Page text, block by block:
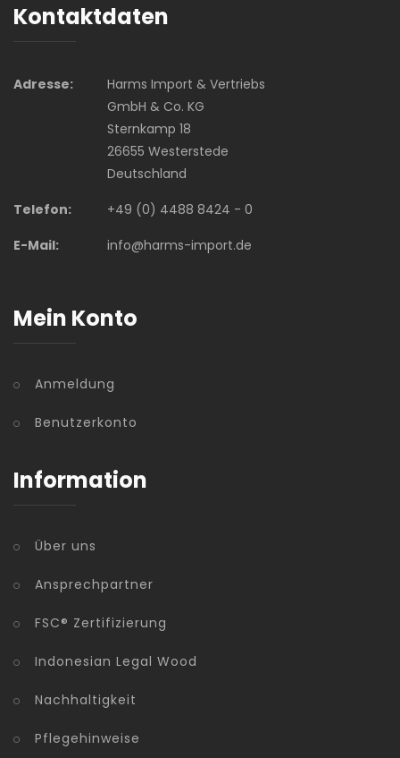
Kontaktdaten
Adresse:
Harms Import & Vertriebs
GmbH & Co. KG
Sternkamp 18
26655 Westerstede
Deutschland
Telefon:
+49 (0) 4488 8424 - 0
E-Mail:
info@harms-import.de
Mein Konto
Anmeldung
Benutzerkonto
Information
Über uns
Ansprechpartner
FSC® Zertifizierung
Indonesian Legal Wood
Nachhaltigkeit
Pflegehinweise